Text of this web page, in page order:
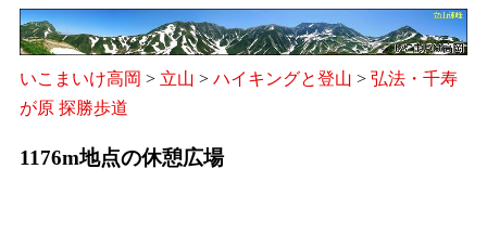
いこまいけ高岡 > 立山 > ハイキングと登山 > 弘法・千寿
が原 探勝歩道
1176m地点の休憩広場